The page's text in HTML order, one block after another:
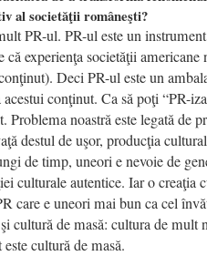
al societăţii româneşti?
PR-ul. PR-ul este un
experienţa societăţii americane
Deci PR-ul este un
acestui conţinut. Ca să poţi “PR-
Problema noastră este legată de
destul de uşor, producţia
de timp, uneori e nevoie de
culturale autentice. Iar o creaţia
care e uneori mai bun ca cel
cultură de masă: cultura de mult
cultură de masă.